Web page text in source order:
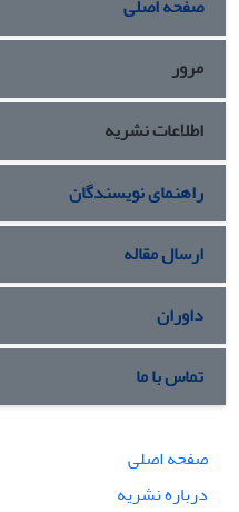
بیشتر دروس معارف لازم و
مرور
اطلاعات نشریه
راهنمای نویسندگان
ارسال مقاله
داوران
تماس با ما
صفحه اصلی
درباره نشریه